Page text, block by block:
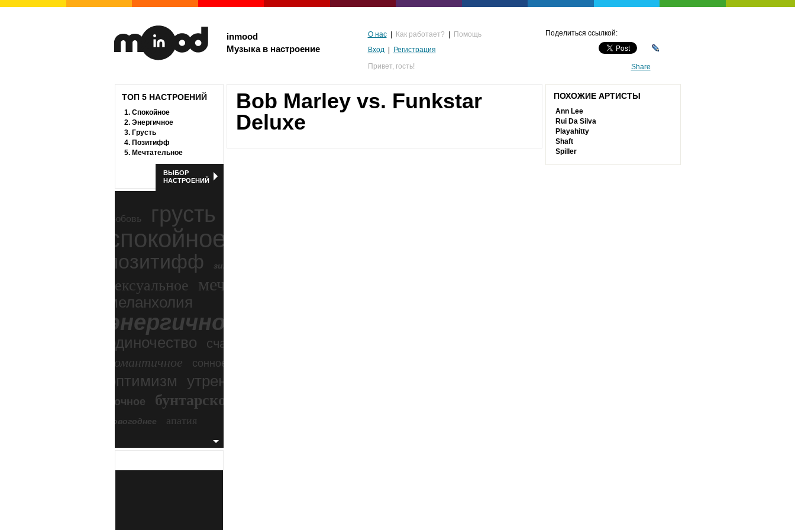
inmood
Музыка в настроение
О нас Как работает?
Помощь
Вход
Регистрация
Привет, гость!
Поделиться ссылкой:
Share
ТОП 5 НАСТРОЕНИЙ
1. Спокойное
2. Энергичное
3. Грусть
4. Позитифф
5. Мечтательное
ВЫБОР
НАСТРОЕНИЙ
любовь грусть
спокойное
позитифф зимний экстрим
сексуальное мечтательное
меланхолия
энергичное
одиночество счастье
романтичное сонное
оптимизм утреннее
ночное бунтарское
новогоднее
апатия
Bob Marley vs. Funkstar
Deluxe
ПОХОЖИЕ АРТИСТЫ
Ann Lee
Rui Da Silva
Playahitty
Shaft
Spiller